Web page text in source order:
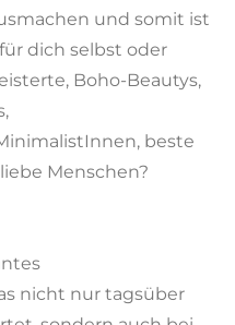
und somit ist
dich selbst oder
Boho-Beautys,
beste
Menschen?
nicht nur tagsüber